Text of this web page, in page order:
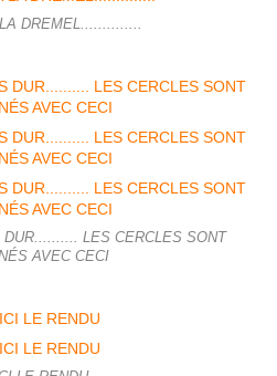
DREMEL..............
LES CERCLES SONT
AVEC CECI